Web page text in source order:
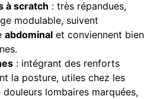
à scratch : très répandues,
modulable, suivent
abdominal et conviennent bien
: intégrant des renforts
la posture, utiles chez les
lombaires marquées,